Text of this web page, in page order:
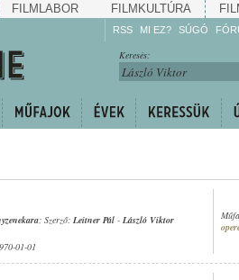
FILMLABOR FILMKULTÚRA
RSS MI EZ? SÚGÓ
Gyarapítsa!
Kövesse!
Keresés:
; Szerző: Leitner Pál - László Viktor
01-01